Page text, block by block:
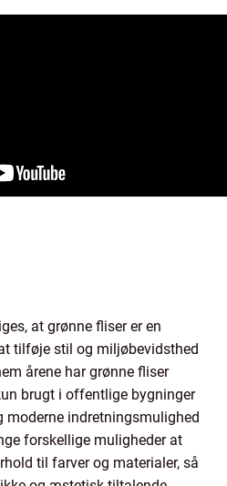
at grønne fliser er en
tilføje stil og miljøbevidsthed
årene har grønne fliser
brugt i offentlige bygninger
indretningsmulighed
forskellige muligheder at
til farver og materialer, så